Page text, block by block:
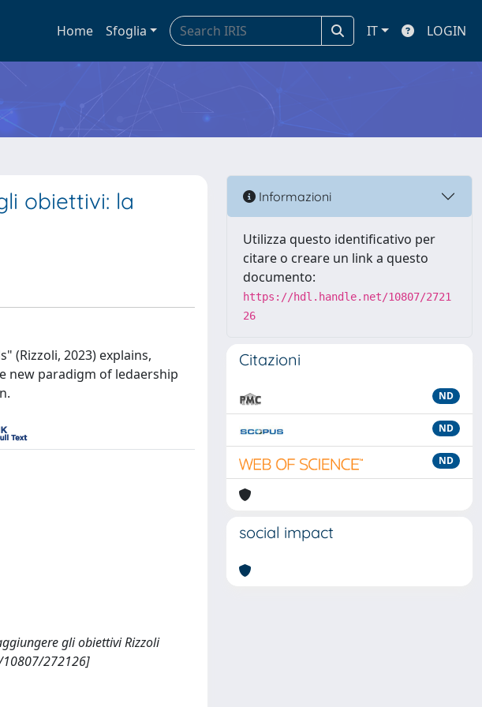
Home Sfoglia IT LOGIN
obiettivi: la
(Rizzoli, 2023) explains,
new paradigm of ledaership
gli obiettivi Rizzoli
10807/272126]
Informazioni
Utilizza questo identificativo per
citare o creare un link a questo
documento:
https://hdl.handle.net/10807/2721
26
Citazioni
ND
ND
ND
social impact